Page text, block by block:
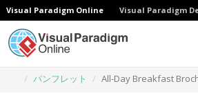
Visual Paradigm Online Visual Paradigm
パンフレット
All-Day Breakfast